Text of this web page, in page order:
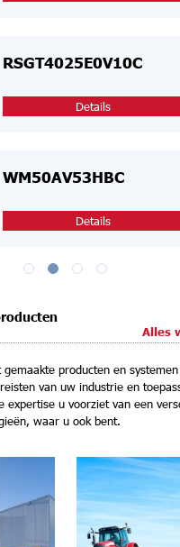
RSGT4025E0V10C
Details
WM50AV53HBC
Details
Alles
producten en
van uw industrie en
expertise u voorziet van een
waar u ook bent.